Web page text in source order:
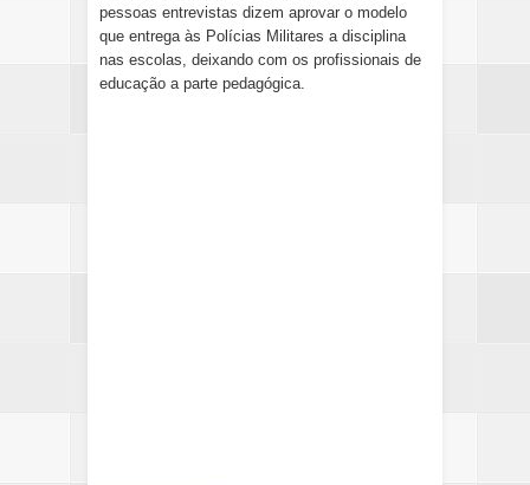
pessoas entrevistas dizem aprovar o modelo
que entrega às Polícias Militares a disciplina
nas escolas, deixando com os profissionais de
educação a parte pedagógica.